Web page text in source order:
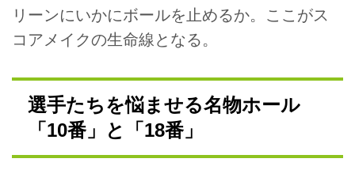
リーンにいかにボールを止めるか。ここがス
コアメイクの生命線となる。
選手たちを悩ませる名物ホール
「10番」と「18番」